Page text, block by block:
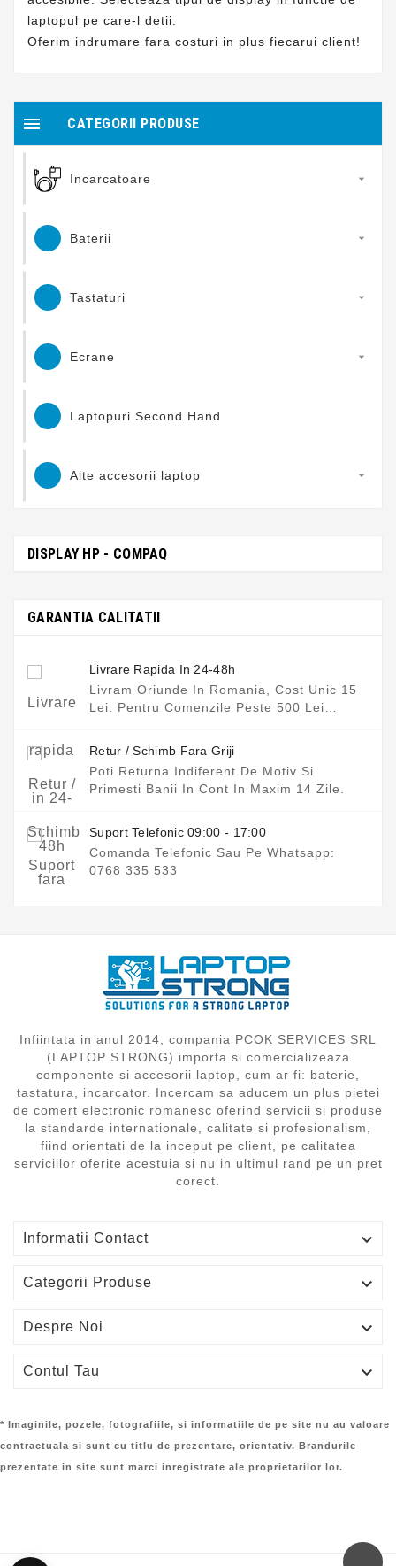
laptopul pe care-l detii.
Oferim indrumare fara costuri in plus fiecarui client!
CATEGORII PRODUSE

Incarcatoare 
Baterii 
Tastaturi 
Ecrane 
Laptopuri Second Hand
Alte accesorii laptop 
DISPLAY HP - COMPAQ
GARANTIA CALITATII
Livrare Rapida In 24-48h
Livram Oriunde In Romania, Cost Unic 15
Lei. Pentru Comenzile Peste 500 Lei
Retur / Schimb Fara Griji
Poti Returna Indiferent De Motiv Si
Primesti Banii In Cont In Maxim 14 Zile.
Suport Telefonic 09:00 - 17:00
Comanda Telefonic Sau Pe Whatsapp:
0768 335 533
Infiintata in anul 2014, compania PCOK SERVICES SRL
(LAPTOP STRONG) importa si comercializeaza
componente si accesorii laptop, cum ar fi: baterie,
tastatura, incarcator. Incercam sa aducem un plus pietei
de comert electronic romanesc oferind servicii si produse
la standarde internationale, calitate si profesionalism,
fiind orientati de la inceput pe client, pe calitatea
serviciilor oferite acestuia si nu in ultimul rand pe un pret
corect.
Informatii Contact 
Categorii Produse 
Despre Noi 
Contul Tau 
* Imaginile, pozele, fotografiile, si informatiile de pe site nu au valoare
contractuala si sunt cu titlu de prezentare, orientativ. Brandurile
prezentate in site sunt marci inregistrate ale proprietarilor lor.